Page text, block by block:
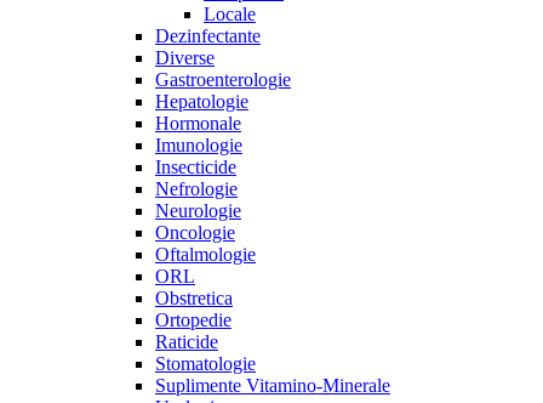
Locale
Dezinfectante
Diverse
Gastroenterologie
Hepatologie
Hormonale
Imunologie
Insecticide
Nefrologie
Neurologie
Oncologie
Oftalmologie
ORL
Obstretica
Ortopedie
Raticide
Stomatologie
Suplimente Vitamino-Minerale